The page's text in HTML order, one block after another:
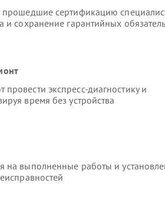
сертификацию
и сохранение гарантийных
экспресс-диагностику и
время без устройства
на выполненные работы и